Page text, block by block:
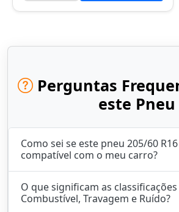
Perguntas
este Pneu
Como sei se este pneu 205/60
compatível com o meu carro?
O que significam as
Combustível, Travagem e Ruído?